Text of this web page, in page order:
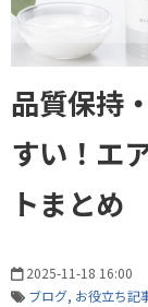
品質保持
すい！エ
トまとめ
2025-11-18 16:00
ブログ お役立ち記